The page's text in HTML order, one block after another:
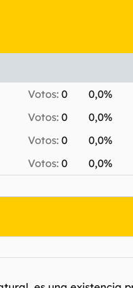
Votos: 0
0,0%
Votos: 0
0,0%
Votos: 0
0,0%
Votos: 0 0,0%